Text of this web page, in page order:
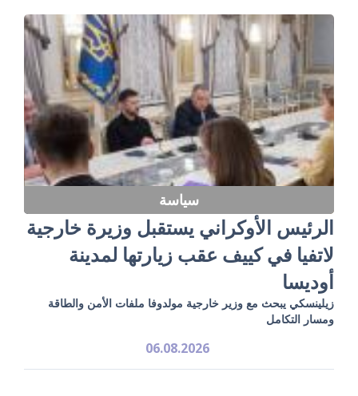
سياسة
الرئيس الأوكراني يستقبل وزيرة خارجية
لاتفيا في كييف عقب زيارتها لمدينة
أوديسا
زيلينسكي يبحث مع وزير خارجية مولدوفا ملفات الأمن والطاقة
ومسار التكامل
06.08.2026